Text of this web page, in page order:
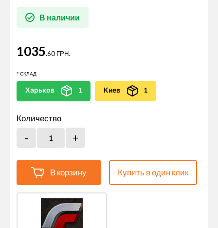
В наличии
1035.60 ГРН.
СКЛАД
Харьков 1 Киев 1
Количество
В корзину Купить в один клик